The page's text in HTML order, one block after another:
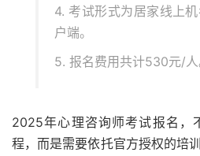
4. 考试形式为居家线上
户端。
5. 报名费用共计530元/人
2025年心理咨询师考试报名，
程，而是需要依托官方授权的培